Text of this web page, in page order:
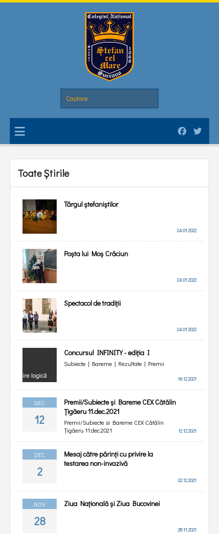
Toate Știrile
Târgul ștefaniștilor
24.01.2022
Poșta lui Moș Crăciun
24.01.2022
Spectacol de tradiții
24.01.2022
Concursul INFINITY - ediția I
Subiecte | Bareme | Rezultate | Premii
16.12.2021
DEC
12
Premii/Subiecte și Bareme CEX Cătălin
Țigăeru 11.dec.2021
Premii/Subiecte si Bareme CEX Cătălin
Țigăeru 11.dec.2021
12.12.2021
DEC
2
Mesaj către părinți cu privire la
testarea non-invazivă
02.12.2021
NOV
28
Ziua Națională și Ziua Bucovinei
28.11.2021